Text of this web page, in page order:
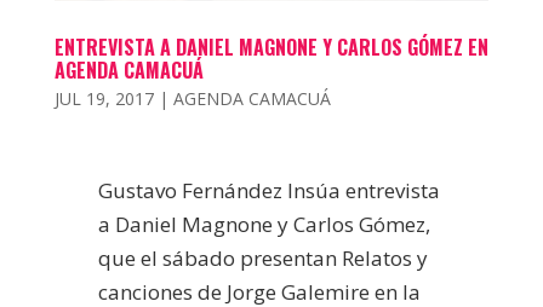
ENTREVISTA A DANIEL MAGNONE Y CARLOS GÓMEZ EN
AGENDA CAMACUÁ
JUL 19, 2017| AGENDA CAMACUÁ
Gustavo Fernández Insúa entrevista
a Daniel Magnone y Carlos Gómez,
que el sábado presentan Relatos y
canciones de Jorge Galemire en la